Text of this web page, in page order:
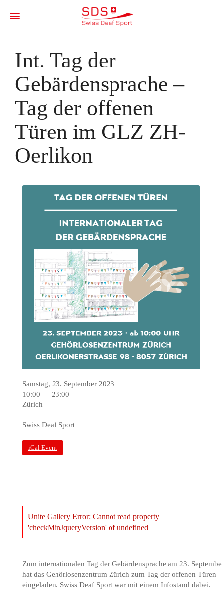
Int. Tag der
Gebärdensprache –
Tag der offenen
Türen im GLZ ZH-
Oerlikon
Unite Gallery Error: Cannot read property
'checkMinJqueryVersion' of undefined
Zum internationalen Tag der Gebärdensprache am 23.
hat das Gehörlosenzentrum Zürich zum Tag der offenen Türen
eingeladen. Swiss Deaf Sport war mit einem Infostand dabei.
Samstag, 23. September 2023
10:00 — 23:00
Zürich
Swiss Deaf Sport
iCal Event